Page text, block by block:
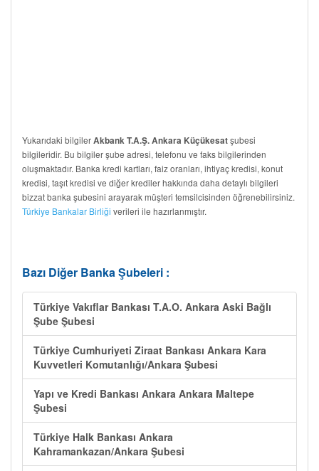
Yukarıdaki bilgilerAkbank T.A.Ş. Ankara Küçükesatşubesi
bilgileridir. Bu bilgiler şube adresi, telefonu ve faks bilgilerinden
oluşmaktadır. Banka kredi kartları, faiz oranları, ihtiyaç kredisi, konut
kredisi, taşıt kredisi ve diğer krediler hakkında daha detaylı bilgileri
bizzat banka şubesini arayarak müşteri temsilcisinden öğrenebilirsiniz.
Türkiye Bankalar Birliği verileri ile hazırlanmıştır.
Bazı Diğer Banka Şubeleri :
Türkiye Vakıflar Bankası T.A.O. Ankara Aski Bağlı
Şube Şubesi
Türkiye Cumhuriyeti Ziraat Bankası Ankara Kara
Kuvvetleri Komutanlığı/Ankara Şubesi
Yapı ve Kredi Bankası Ankara Ankara Maltepe
Şubesi
Türkiye Halk Bankası Ankara
Kahramankazan/Ankara Şubesi